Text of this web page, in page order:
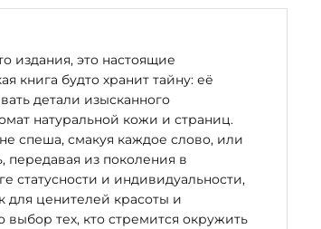
издания, это настоящие
книга будто хранит тайну: её
детали изысканного
натуральной кожи и страниц.
спеша, смакуя каждое слово, или
передавая из поколения в
статусности и индивидуальности,
для ценителей красоты и
выбор тех, кто стремится окружить